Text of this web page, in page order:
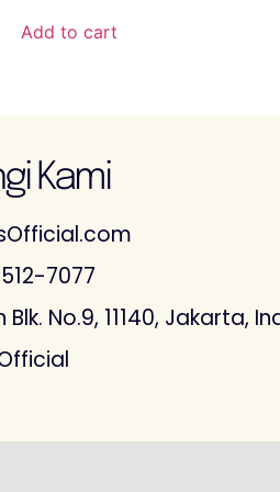
Add to cart
Kami
7077
No.9, 11140, Jakarta,